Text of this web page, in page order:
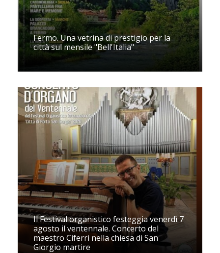
Fermo. Una vetrina di prestigio per la
città sul mensile "Bell'Italia"
Il Festival organistico festeggia venerdì 7
agosto il ventennale. Concerto del
maestro Ciferri nella chiesa di San
Giorgio martire